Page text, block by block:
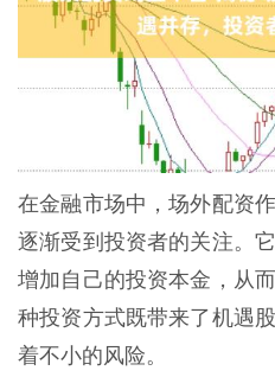
在金融市场中，场外配资
逐渐受到投资者的关注。
增加自己的投资本金，从
种投资方式既带来了机遇
着不小的风险。